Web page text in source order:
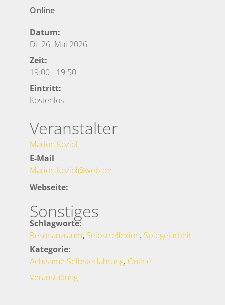
Online
Datum:
Di. 26. Mai 2026
Zeit:
19:00- 19:50
Eintritt:
Kostenlos
Veranstalter
Marion Koziol
E-Mail
Marion.Koziol@web.de
Webseite:
Sonstiges
Schlagworte:
Resonanzraum, Selbstreflexion, Spiegelarbeit
Kategorie:
Achtsame Selbsterfahrung, Online-
Veranstaltung